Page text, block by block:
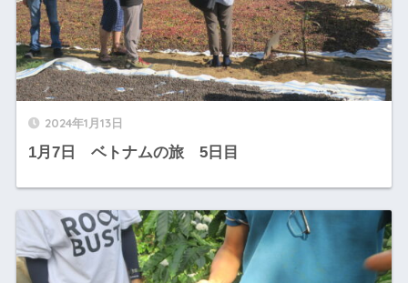
2024年1月13日
1月7日 ベトナムの旅 5日目